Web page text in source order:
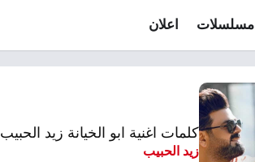
مسلسلات اعلان
كلمات اغنية ابو الخيانة زيد الحبيب 2020
زيد الحبيب